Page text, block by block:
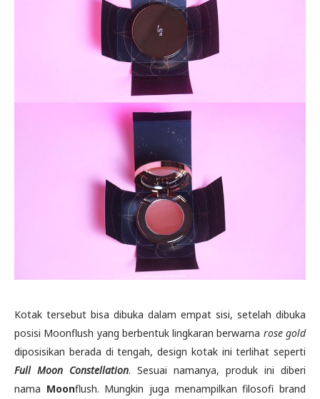
Kotak tersebut bisa dibuka dalam empat sisi, setelah dibuka
posisi Moonflush yang berbentuk lingkaran berwarna rose gold
diposisikan berada di tengah, design kotak ini terlihat seperti
Full Moon Constellation. Sesuai namanya, produk ini diberi
nama Moonflush. Mungkin juga menampilkan filosofi brand